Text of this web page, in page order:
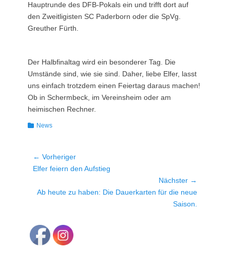
Hauptrunde des DFB-Pokals ein und trifft dort auf
den Zweitligisten SC Paderborn oder die SpVg.
Greuther Fürth.
Der Halbfinaltag wird ein besonderer Tag. Die
Umstände sind, wie sie sind. Daher, liebe Elfer, lasst
uns einfach trotzdem einen Feiertag daraus machen!
Ob in Schermbeck, im Vereinsheim oder am
heimischen Rechner.
Kategorien
News
Beitragsnavigation
← Vorheriger
Vorheriger
Elfer feiern den Aufstieg
Nächster →
Nächster
Ab heute zu haben: Die Dauerkarten für die neue
Saison.